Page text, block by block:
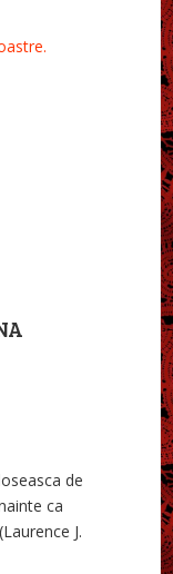
de
ca
J.